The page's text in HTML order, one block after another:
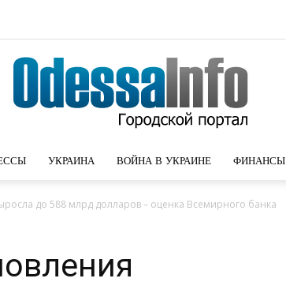
УКРАИНА ВОЙНА В УКРАИНЕ ФИНАНСЫ
до 588 млрд долларов – оценка Всемирного банка